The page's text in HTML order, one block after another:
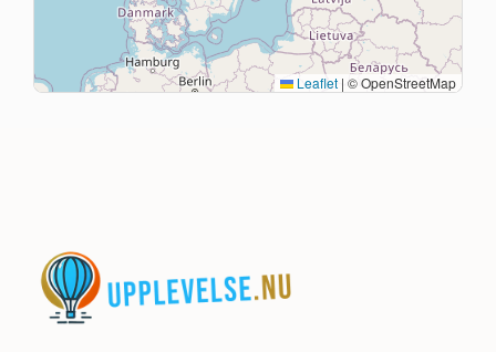
Leaflet | © OpenStreetMap